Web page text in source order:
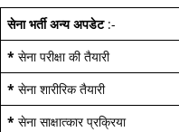
सेना भर्ती अन्य अपडेट:-
* सेना परीक्षा की तैयारी
* सेना शारीरिक तैयारी
* सेना साक्षात्कार प्रक्रिया